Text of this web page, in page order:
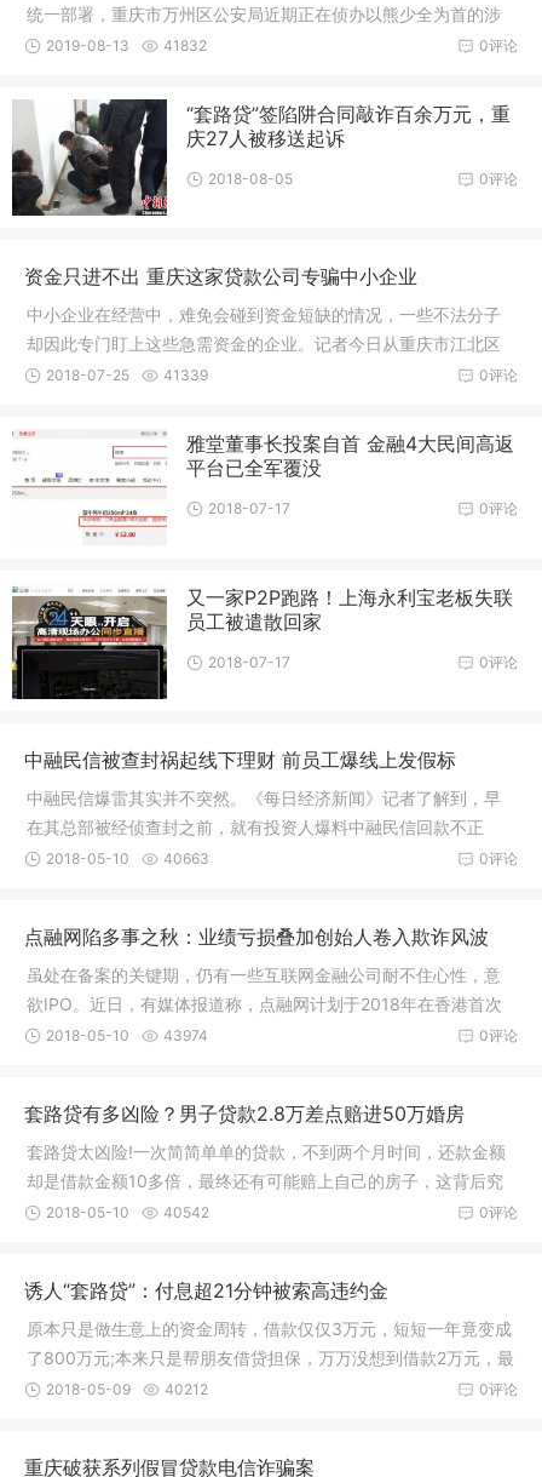
统一部署，重庆市万州区公安局近期正在侦办以熊少全为首的涉
嫌利用
0评论
2019-08-13 41832
“套路贷”签陷阱合同敲诈百余万元，重
庆27人被移送起诉
0评论
2018-08-05
资金只进不出 重庆这家贷款公司专骗中小企业
中小企业在经营中，难免会碰到资金短缺的情况，一些不法分子
却因此专门盯上这些急需资金的企业。记者今日从重庆市江北区
公安分局
0评论
2018-07-25 41339
雅堂董事长投案自首 金融4大民间高返
平台已全军覆没
0评论
2018-07-17
又一家P2P跑路！上海永利宝老板失联
员工被遣散回家
0评论
2018-07-17
中融民信被查封祸起线下理财 前员工爆线上发假标
中融民信爆雷其实并不突然。《每日经济新闻》记者了解到，早
在其总部被经侦查封之前，就有投资人爆料中融民信回款不正
常，到期资
0评论
2018-05-10 40663
点融网陷多事之秋：业绩亏损叠加创始人卷入欺诈风波
虽处在备案的关键期，仍有一些互联网金融公司耐不住心性，意
欲IPO。近日，有媒体报道称，点融网计划于2018年在香港首次
公开招股
0评论
2018-05-10 43974
套路贷有多凶险？男子贷款2.8万差点赔进50万婚房
套路贷太凶险!一次简简单单的贷款，不到两个月时间，还款金额
却是借款金额10多倍，最终还有可能赔上自己的房子，这背后究
竟隐藏
0评论
2018-05-10 40542
诱人“套路贷”：付息超21分钟被索高违约金
原本只是做生意上的资金周转，借款仅仅3万元，短短一年竟变成
了800万元;本来只是帮朋友借贷担保，万万没想到借款2万元，最
后还款
0评论
2018-05-09 40212
重庆破获系列假冒贷款电信诈骗案